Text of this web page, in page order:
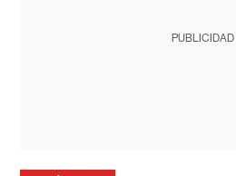
PUBLICIDAD